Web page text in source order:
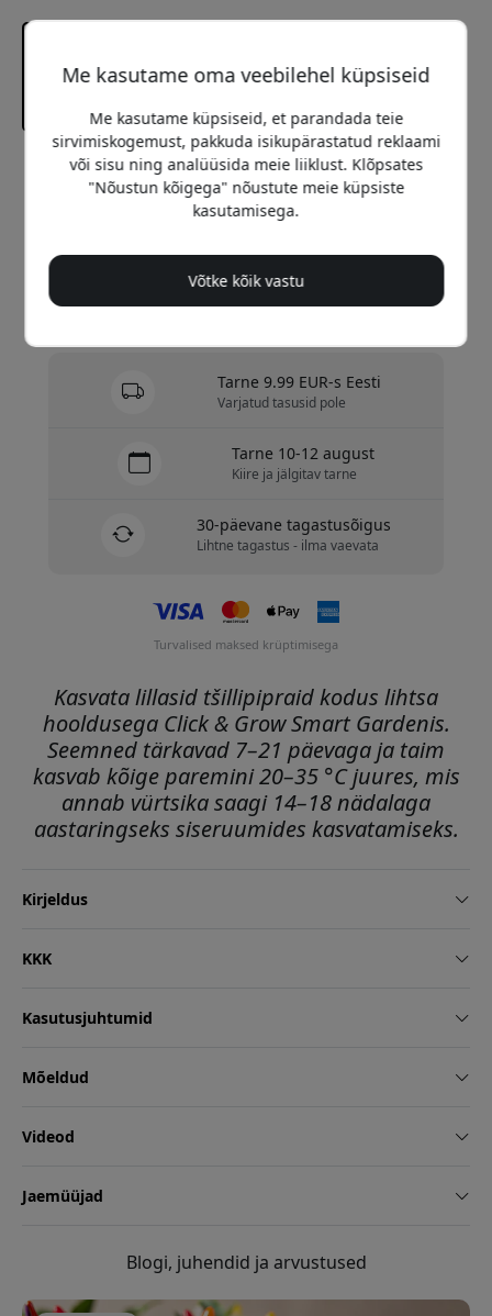
Soovitatav hind
17.99 EUR
Tarne 9.99 EUR-s Eesti
Varjatud tasusid pole
Tarne 10-12 august
Kiire ja jälgitav tarne
30-päevane tagastusõigus
Lihtne tagastus - ilma vaevata
Turvalised maksed krüptimisega
Kasvata lillasid tšillipipraid kodus lihtsa
hooldusega Click & Grow Smart Gardenis.
Seemned tärkavad 7–21 päevaga ja taim
kasvab kõige paremini 20–35 °C juures, mis
annab vürtsika saagi 14–18 nädalaga
aastaringseks siseruumides kasvatamiseks.
Kirjeldus
KKK
Kasutusjuhtumid
Mõeldud
Videod
Jaemüüjad
Blogi, juhendid ja arvustused
Me kasutame oma veebilehel küpsiseid
Me kasutame küpsiseid, et parandada teie
sirvimiskogemust, pakkuda isikupärastatud reklaami
või sisu ning analüüsida meie liiklust. Klõpsates
"Nõustun kõigega" nõustute meie küpsiste
kasutamisega.
Võtke kõik vastu